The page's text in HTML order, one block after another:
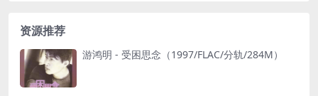
资源推荐
游鸿明 - 受困思念（1997/FLAC/分轨/284M）